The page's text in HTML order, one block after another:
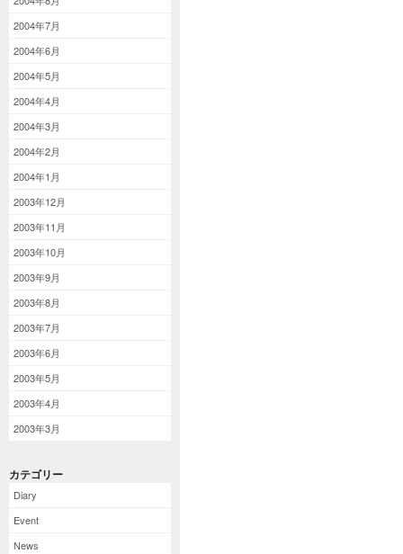
2004年7月
2004年6月
2004年5月
2004年4月
2004年3月
2004年2月
2004年1月
2003年12月
2003年11月
2003年10月
2003年9月
2003年8月
2003年7月
2003年6月
2003年5月
2003年4月
2003年3月
カテゴリー
Diary
Event
News